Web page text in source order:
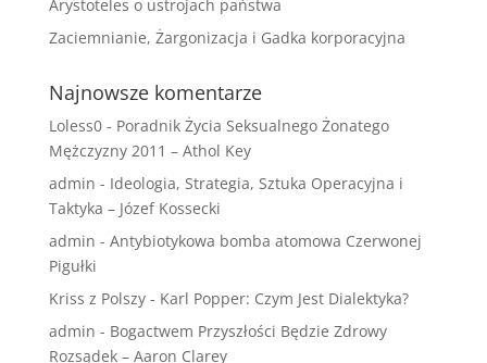
Arystoteles o ustrojach państwa
Zaciemnianie, Żargonizacja i Gadka korporacyjna
Najnowsze komentarze
Loless0- Poradnik Życia Seksualnego Żonatego
Mężczyzny 2011 – Athol Key
admin - Ideologia, Strategia, Sztuka Operacyjna i
Taktyka – Józef Kossecki
admin - Antybiotykowa bomba atomowa Czerwonej
Pigułki
Kriss z Polszy- Karl Popper: Czym Jest Dialektyka?
admin - Bogactwem Przyszłości Będzie Zdrowy
Rozsądek – Aaron Clarey